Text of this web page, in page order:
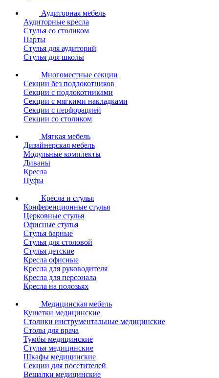
Аудиторная мебель
Аудиторные кресла
Стулья со столиком
Парты
Стулья для аудиторий
Стулья для школы
Многоместные секции
Секции без подлокотников
Секции с подлокотниками
Секции с мягкими накладками
Секции с перфорацией
Секции со столиком
Мягкая мебель
Дизайнерская мебель
Модульные комплекты
Диваны
Кресла
Пуфы
Кресла и стулья
Конференционные стулья
Церковные стулья
Офисные стулья
Стулья барные
Стулья для столовой
Стулья детские
Кресла офисные
Кресла для руководителя
Кресла для персонала
Кресла на полозьях
Медицинская мебель
Кушетки медицинские
Столики инструментальные медицинские
Столы для врача
Тумбы медицинские
Стулья медицинские
Шкафы медицинские
Секции для посетителей
Вешалки медицинские